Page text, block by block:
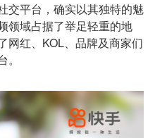
交平台，确实以其独特的魅
领域占据了举足轻重的地
网红、KOL、品牌及商家们